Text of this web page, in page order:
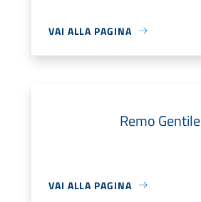
VAI ALLA PAGINA
Remo Gentile
VAI ALLA PAGINA